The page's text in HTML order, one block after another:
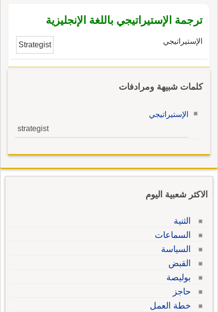
ترجمة الإستيراتيجي باللغة الإنجليزية
الإستيراتيجي Strategist
كلمات شبيهة ومرادفات
الإستيراتيجي
strategist
الاكثر شعبية اليوم
الثنية
السماعات
السياسة
القبض
بوليصة
حاجز
خطة العمل